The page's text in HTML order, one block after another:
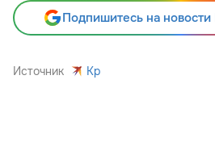
Подпишитесь на
Источник Kp